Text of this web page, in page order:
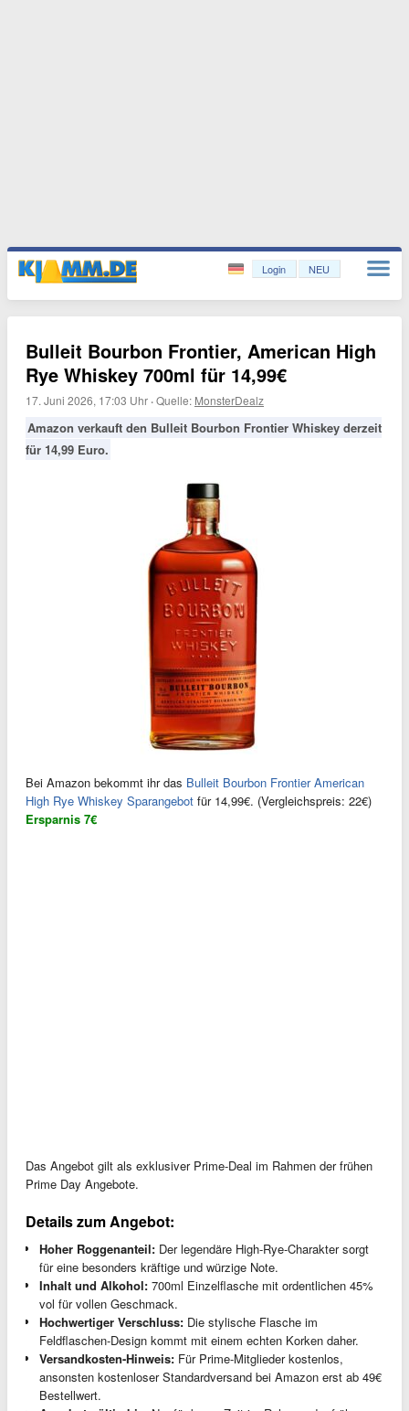
Login NEU
Bulleit Bourbon Frontier, American High
Rye Whiskey 700ml für 14,99€
17. Juni 2026, 17:03 Uhr ·Quelle: MonsterDealz
Amazon verkauft den Bulleit Bourbon Frontier Whiskey derzeit
für 14,99 Euro.
Bei Amazon bekommt ihr das Bulleit Bourbon Frontier American
High Rye Whiskey Sparangebot für 14,99€. (Vergleichspreis: 22€)
Ersparnis 7€
Das Angebot gilt als exklusiver Prime-Deal im Rahmen der frühen
Prime Day Angebote.
Details zum Angebot:
Hoher Roggenanteil: Der legendäre High-Rye-Charakter sorgt
für eine besonders kräftige und würzige Note.
Inhalt und Alkohol: 700ml Einzelflasche mit ordentlichen 45%
vol für vollen Geschmack.
Hochwertiger Verschluss: Die stylische Flasche im
Feldflaschen-Design kommt mit einem echten Korken daher.
Versandkosten-Hinweis: Für Prime-Mitglieder kostenlos,
ansonsten kostenloser Standardversand bei Amazon erst ab 49€
Bestellwert.